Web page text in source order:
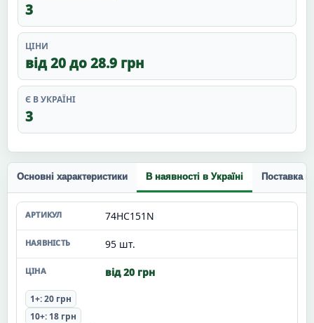
3
ЦІНИ
від 20 до 28.9 грн
Є В УКРАЇНІ
3
Основні характеристики В наявності в Україні Поставка
74HC151N
95 шт.
від 20 грн
1+: 20 грн
10+: 18 грн